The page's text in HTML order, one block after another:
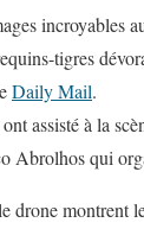
incroyables
tigres
Daily Mail.
assisté à la
Abrolhos qui
drone montrent